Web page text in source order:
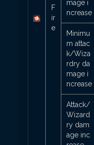
F
ir
e
mage i
ncrease
Minimu
m attac
k/Wiza
rdry da
mage i
ncrease
Attack/
Wizard
ry dam
age inc